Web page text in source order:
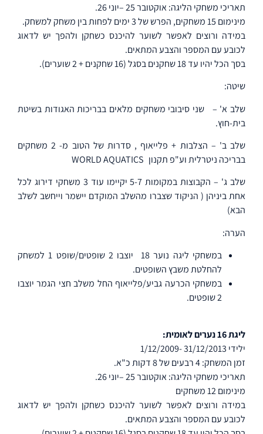
תאריכי משחקי הליגה: אוקטובר 25 –יוני 26.
מינימום 15 משחקים, הפרש של 3 ימים לפחות בין משחק למשחק.
במידה ורוצים לאפשר לשוער להיכנס כשחקן ולהפך יש לדאוג
לכובע עם המספר והצבע המתאים.
בסך הכל יהיו עד 18 שחקנים בסגל (16 שחקנים + 2 שוערים).
שיטה:
שלב א' –
שני סיבובי משחקים מלאים בבריכות האגודות בשיטת
בית-חוץ.
שלב ב' – הצלבות + פלייאוף , סדרות של הטוב מ- 2 משחקים
בבריכה ניטרלית וע"פ תקנון WORLD AQUATICS
שלב ג' – הקבוצות במקומות 5-7 יקיימו עוד 3 משחקי דירוג לכל
אחת ביניהן ( הניקוד שצברו מהשלב המוקדם יישמר וייחשב לשלב
הבא)
הערה:
במשחקי ליגה נוער 18
יוצבו 2 שופטים/שופט 1 למשחק
להחלטת משבץ השופטים.
במשחקי הכרעה גביע/פלייאוף החל משלב חצי הגמר יוצבו
2 שופטים.
ליגת 16 נערים לאומית:
ילידי 31/12/2013 -1/12/2009
זמן המשחק: 4 רבעים של 8 דקות כ"א.
תאריכי משחקי הליגה: אוקטובר 25 –יוני 26.
מינימום 12 משחקים
במידה ורוצים לאפשר לשוער להיכנס כשחקן ולהפך יש לדאוג
לכובע עם המספר והצבע המתאים.